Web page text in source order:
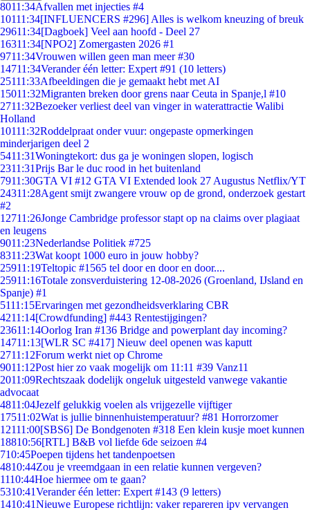
8011:34Afvallen met injecties #4
10111:34[INFLUENCERS #296] Alles is welkom kneuzing of breuk
29611:34[Dagboek] Veel aan hoofd - Deel 27
16311:34[NPO2] Zomergasten 2026 #1
9711:34Vrouwen willen geen man meer #30
14711:34Verander één letter: Expert #91 (10 letters)
25111:33Afbeeldingen die je gemaakt hebt met AI
15011:32Migranten breken door grens naar Ceuta in Spanje,l #10
2711:32Bezoeker verliest deel van vinger in waterattractie Walibi
Holland
10111:32Roddelpraat onder vuur: ongepaste opmerkingen
minderjarigen deel 2
5411:31Woningtekort: dus ga je woningen slopen, logisch
2311:31Prijs Bar le duc rood in het buitenland
7911:30GTA VI #12 GTA VI Extended look 27 Augustus Netflix/YT
24311:28Agent smijt zwangere vrouw op de grond, onderzoek gestart
#2
12711:26Jonge Cambridge professor stapt op na claims over plagiaat
en leugens
9011:23Nederlandse Politiek #725
8311:23Wat koopt 1000 euro in jouw hobby?
25911:19Teltopic #1565 tel door en door en door....
25911:16Totale zonsverduistering 12-08-2026 (Groenland, IJsland en
Spanje) #1
5111:15Ervaringen met gezondheidsverklaring CBR
4211:14[Crowdfunding] #443 Rentestijgingen?
23611:14Oorlog Iran #136 Bridge and powerplant day incoming?
14711:13[WLR SC #417] Nieuw deel openen was kaputt
2711:12Forum werkt niet op Chrome
9011:12Post hier zo vaak mogelijk om 11:11 #39 Vanz11
2011:09Rechtszaak dodelijk ongeluk uitgesteld vanwege vakantie
advocaat
4811:04Jezelf gelukkig voelen als vrijgezelle vijftiger
17511:02Wat is jullie binnenhuistemperatuur? #81 Horrorzomer
12111:00[SBS6] De Bondgenoten #318 Een klein kusje moet kunnen
18810:56[RTL] B&B vol liefde 6de seizoen #4
710:45Poepen tijdens het tandenpoetsen
4810:44Zou je vreemdgaan in een relatie kunnen vergeven?
1110:44Hoe hiermee om te gaan?
5310:41Verander één letter: Expert #143 (9 letters)
1410:41Nieuwe Europese richtlijn: vaker repareren ipv vervangen